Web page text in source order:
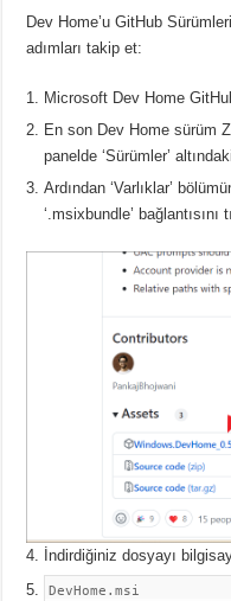
Dev Home’u GitHub
adımları takip et:
Microsoft Dev Home
En son Dev Home sürüm
panelde ‘Sürümler’
Ardından ‘Varlıklar’
‘.msixbundle’ bağlantısını
İndirdiğiniz dosyayı
DevHome.msi